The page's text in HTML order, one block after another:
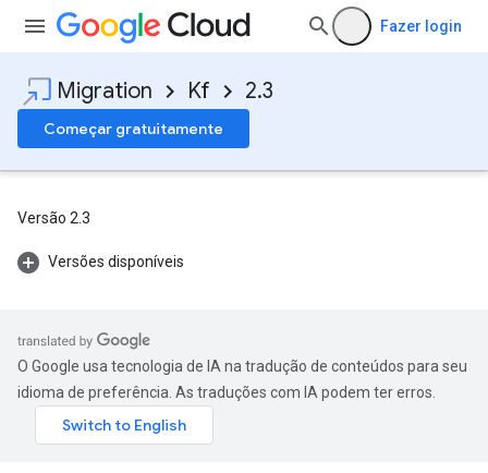
Fazer login
Migration Kf 2.3
Começar gratuitamente
Versão 2.3
Versões disponíveis
O Google usa tecnologia de IA na tradução de conteúdos para seu
idioma de preferência. As traduções com IA podem ter erros.